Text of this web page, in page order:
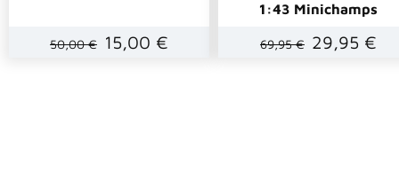
50,00 € 15,00 €
1:43 Minichamps
69,95 € 29,95 €